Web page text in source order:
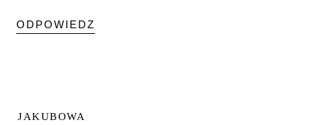
ODPOWIEDZ
JAKUBOWA